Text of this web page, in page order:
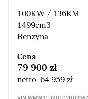
100KW / 136KM
1499cm3
Benzyna
Cena
79 900 zł
netto 64 959 zł